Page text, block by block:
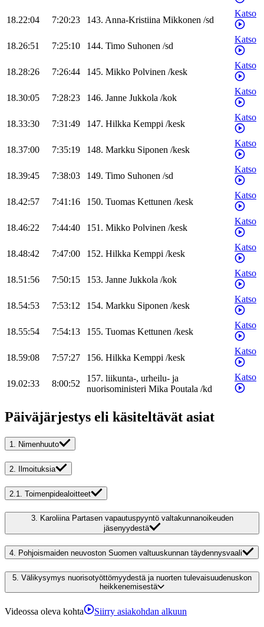
18.22:04 7:20:23 143. Anna-Kristiina Mikkonen /sd
Katso
18.26:51 7:25:10 144. Timo Suhonen /sd
Katso
18.28:26 7:26:44 145. Mikko Polvinen /kesk
Katso
18.30:05 7:28:23 146. Janne Jukkola /kok
Katso
18.33:30 7:31:49 147. Hilkka Kemppi /kesk
Katso
18.37:00 7:35:19 148. Markku Siponen /kesk
Katso
18.39:45 7:38:03 149. Timo Suhonen /sd
Katso
18.42:57 7:41:16 150. Tuomas Kettunen /kesk
Katso
18.46:22 7:44:40 151. Mikko Polvinen /kesk
Katso
18.48:42 7:47:00 152. Hilkka Kemppi /kesk
Katso
18.51:56 7:50:15 153. Janne Jukkola /kok
Katso
18.54:53 7:53:12 154. Markku Siponen /kesk
Katso
18.55:54 7:54:13 155. Tuomas Kettunen /kesk
Katso
18.59:08 7:57:27 156. Hilkka Kemppi /kesk
Katso
19.02:33 8:00:52
157. liikunta-, urheilu- ja
nuorisoministeri Mika Poutala /kd
Katso
Päiväjärjestys eli käsiteltävät asiat
1. Nimenhuuto
2. Ilmoituksia
2.1. Toimenpidealoitteet
3. Karoliina Partasen vapautuspyyntö valtakunnanoikeuden
jäsenyydestä
4. Pohjoismaiden neuvoston Suomen valtuuskunnan täydennysvaali
5. Välikysymys nuorisotyöttömyydestä ja nuorten tulevaisuudenuskon
heikkenemisestä
Videossa oleva kohta Siirry asiakohdan alkuun